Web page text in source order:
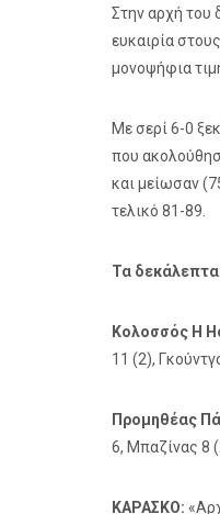
Στην αρχή του
ευκαιρία
μονοψήφια
Με σερί 6-0
που
και μείωσαν
τελικό 81-89.
Τα δεκάλεπτα
Κολοσσός H
11 (2),
Προμηθέας
6, Μπαζίνας 8
ΚΑΡΑΣΚΟ: